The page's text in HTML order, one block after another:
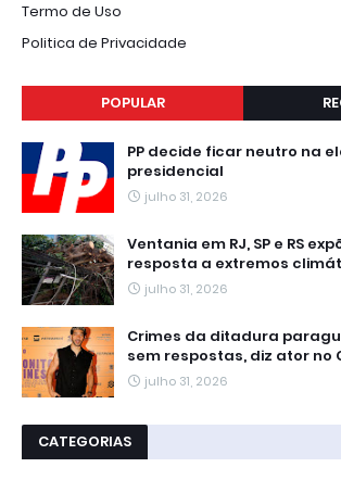
Termo de Uso
Politica de Privacidade
POPULAR
PP decide ficar neutro na
presidencial
julho 31, 2026
Ventania em RJ, SP e RS
resposta a extremos
julho 31, 2026
Crimes da ditadura
sem respostas, diz ator no
julho 31, 2026
CATEGORIAS